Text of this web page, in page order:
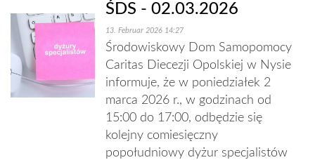
ŚDS - 02.03.2026
13. Februar 2026 14:27
Środowiskowy Dom Samopomocy
Caritas Diecezji Opolskiej w Nysie
informuje, że w poniedziałek 2
marca 2026 r., w godzinach od
15:00 do 17:00, odbędzie się
kolejny comiesięczny
popołudniowy dyżur specjalistów